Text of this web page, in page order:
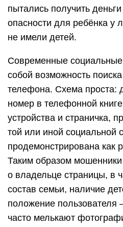
пытались получить
опасности для ребёнка у
не имели детей.
Современные социальные
собой возможность
телефона. Схема проста:
номер в телефонной
устройства и страничка,
той или иной социальной
продемонстрирована как
Таким образом
о владельце страницы, в
состав семьи, наличие
положение пользователя
часто мелькают